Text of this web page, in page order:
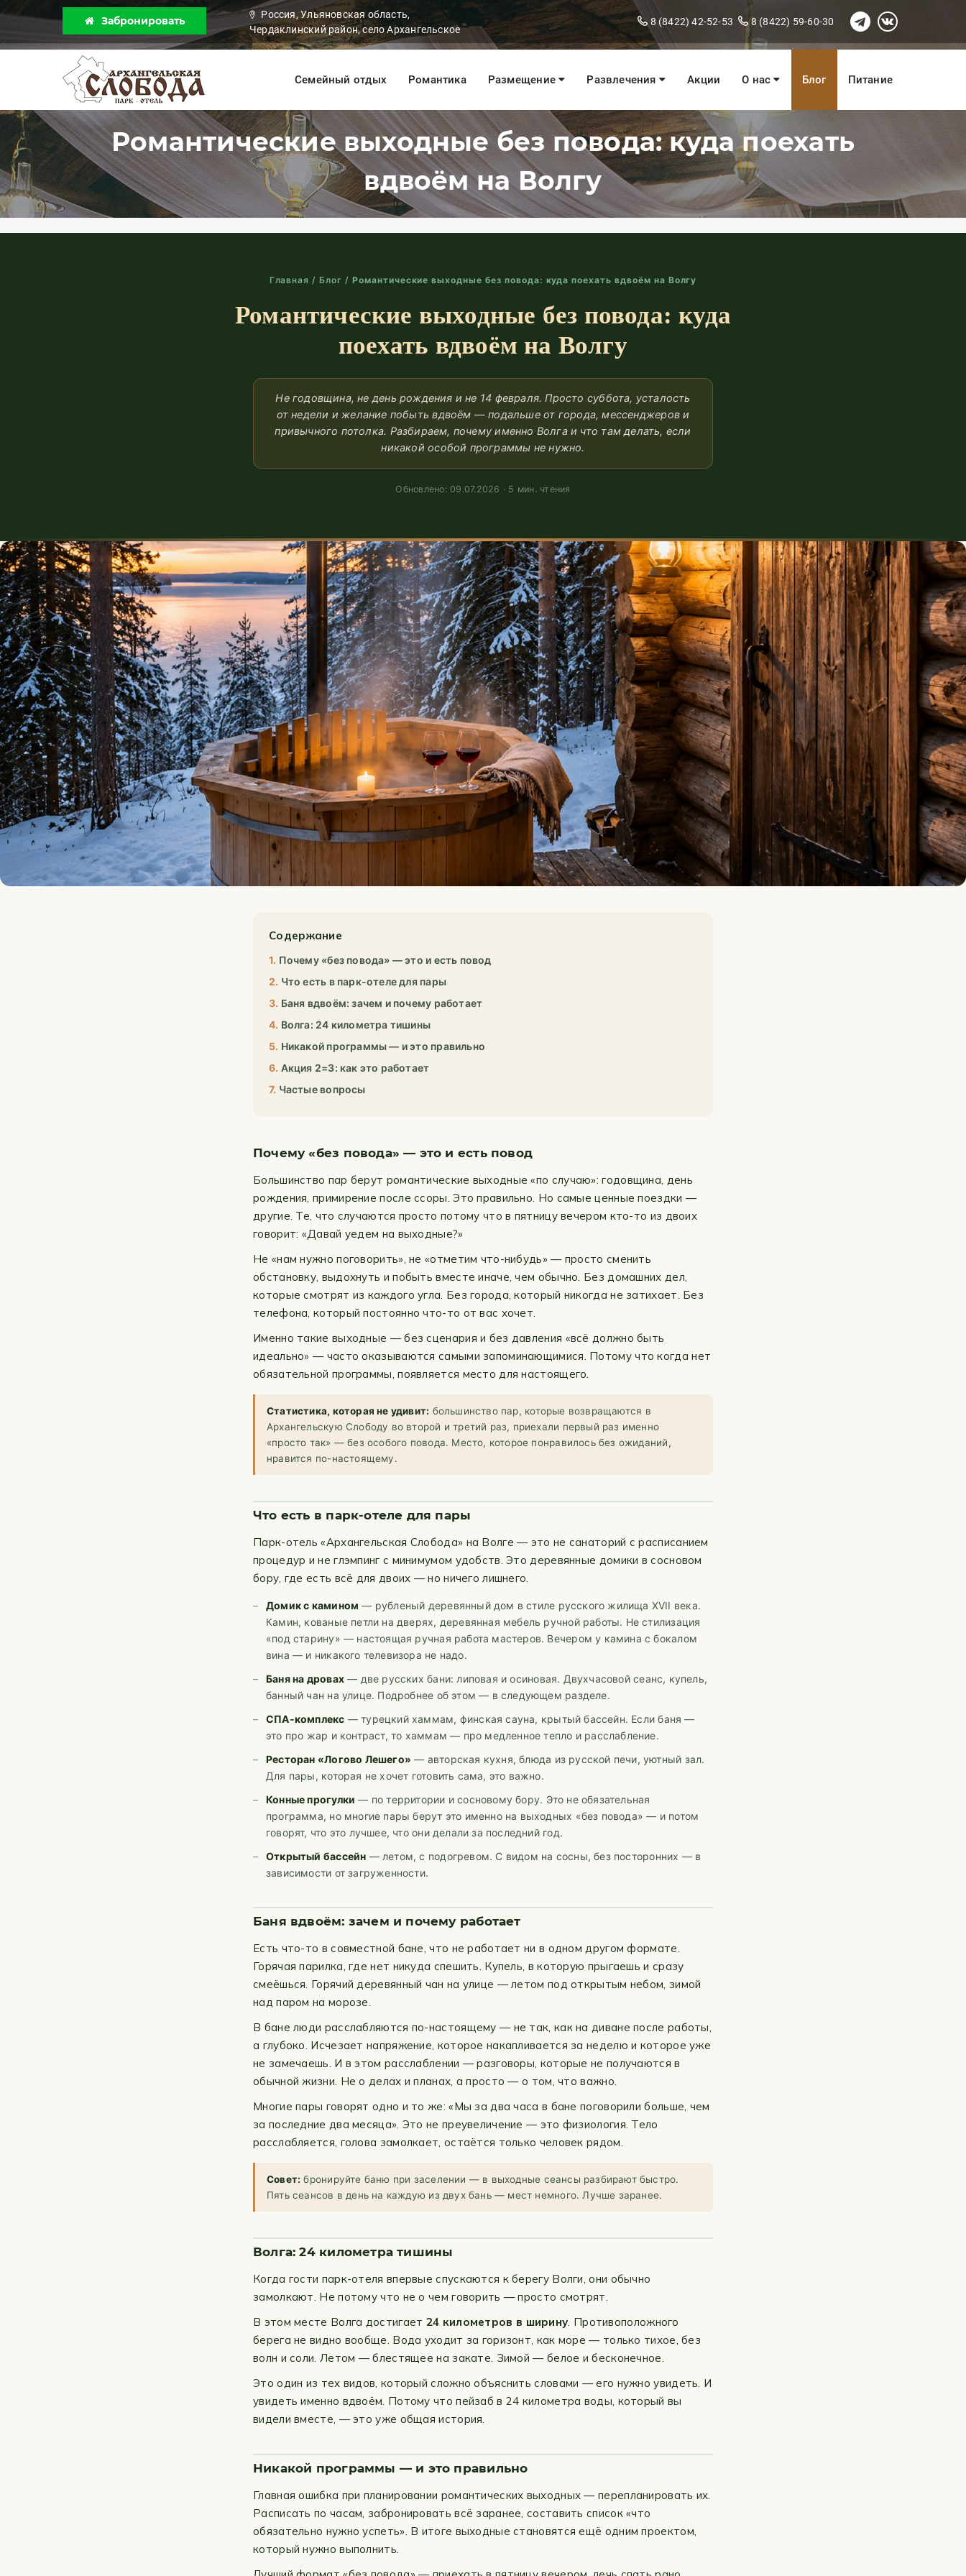
Забронировать
Россия, Ульяновская область,
Чердаклинский район, село Архангельское
8 (8422) 42-52-53 8 (8422) 59-60-30
Семейный отдых Романтика Размещение Развлечения Акции О нас Блог Питание
Романтические выходные без повода: куда поехать
вдвоём на Волгу
Главная / Блог / Романтические выходные без повода: куда поехать вдвоём на Волгу
Романтические выходные без повода: куда
поехать вдвоём на Волгу
Не годовщина, не день рождения и не 14 февраля. Просто суббота, усталость
от недели и желание побыть вдвоём — подальше от города, мессенджеров и
привычного потолка. Разбираем, почему именно Волга и что там делать, если
никакой особой программы не нужно.
Обновлено: 09.07.2026 · 5 мин. чтения
Содержание
Почему «без повода» — это и есть повод
Что есть в парк-отеле для пары
Баня вдвоём: зачем и почему работает
Волга: 24 километра тишины
Никакой программы — и это правильно
Акция 2=3: как это работает
Частые вопросы
Почему «без повода» — это и есть повод
Большинство пар берут романтические выходные «по случаю»: годовщина, день
рождения, примирение после ссоры. Это правильно. Но самые ценные поездки —
другие. Те, что случаются просто потому что в пятницу вечером кто-то из двоих
говорит: «Давай уедем на выходные?»
Не «нам нужно поговорить», не «отметим что-нибудь» — просто сменить
обстановку, выдохнуть и побыть вместе иначе, чем обычно. Без домашних дел,
которые смотрят из каждого угла. Без города, который никогда не затихает. Без
телефона, который постоянно что-то от вас хочет.
Именно такие выходные — без сценария и без давления «всё должно быть
идеально» — часто оказываются самыми запоминающимися. Потому что когда нет
обязательной программы, появляется место для настоящего.
Статистика, которая не удивит: большинство пар, которые возвращаются в
Архангельскую Слободу во второй и третий раз, приехали первый раз именно
«просто так» — без особого повода. Место, которое понравилось без ожиданий,
нравится по-настоящему.
Что есть в парк-отеле для пары
Парк-отель «Архангельская Слобода» на Волге — это не санаторий с расписанием
процедур и не глэмпинг с минимумом удобств. Это деревянные домики в сосновом
бору, где есть всё для двоих — но ничего лишнего.
Домик с камином — рубленый деревянный дом в стиле русского жилища XVII века.
Камин, кованые петли на дверях, деревянная мебель ручной работы. Не стилизация
«под старину» — настоящая ручная работа мастеров. Вечером у камина с бокалом
вина — и никакого телевизора не надо.
Баня на дровах— две русских бани: липовая и осиновая. Двухчасовой сеанс, купель,
банный чан на улице. Подробнее об этом — в следующем разделе.
СПА-комплекс — турецкий хаммам, финская сауна, крытый бассейн. Если баня —
это про жар и контраст, то хаммам — про медленное тепло и расслабление.
Ресторан «Логово Лешего» — авторская кухня, блюда из русской печи, уютный зал.
Для пары, которая не хочет готовить сама, это важно.
Конные прогулки — по территории и сосновому бору. Это не обязательная
программа, но многие пары берут это именно на выходных «без повода» — и потом
говорят, что это лучшее, что они делали за последний год.
Открытый бассейн — летом, с подогревом. С видом на сосны, без посторонних — в
зависимости от загруженности.
Баня вдвоём: зачем и почему работает
Есть что-то в совместной бане, что не работает ни в одном другом формате.
Горячая парилка, где нет никуда спешить. Купель, в которую прыгаешь и сразу
смеёшься. Горячий деревянный чан на улице — летом под открытым небом, зимой
над паром на морозе.
В бане люди расслабляются по-настоящему — не так, как на диване после работы,
а глубоко. Исчезает напряжение, которое накапливается за неделю и которое уже
не замечаешь. И в этом расслаблении — разговоры, которые не получаются в
обычной жизни. Не о делах и планах, а просто — о том, что важно.
Многие пары говорят одно и то же: «Мы за два часа в бане поговорили больше, чем
за последние два месяца». Это не преувеличение — это физиология. Тело
расслабляется, голова замолкает, остаётся только человек рядом.
Совет: бронируйте баню при заселении — в выходные сеансы разбирают быстро.
Пять сеансов в день на каждую из двух бань — мест немного. Лучше заранее.
Волга: 24 километра тишины
Когда гости парк-отеля впервые спускаются к берегу Волги, они обычно
замолкают. Не потому что не о чем говорить — просто смотрят.
В этом месте Волга достигает 24 километров в ширину. Противоположного
берега не видно вообще. Вода уходит за горизонт, как море — только тихое, без
волн и соли. Летом — блестящее на закате. Зимой — белое и бесконечное.
Это один из тех видов, который сложно объяснить словами — его нужно увидеть. И
увидеть именно вдвоём. Потому что пейзаб в 24 километра воды, который вы
видели вместе, — это уже общая история.
Никакой программы — и это правильно
Главная ошибка при планировании романтических выходных — перепланировать их.
Расписать по часам, забронировать всё заранее, составить список «что
обязательно нужно успеть». В итоге выходные становятся ещё одним проектом,
который нужно выполнить.